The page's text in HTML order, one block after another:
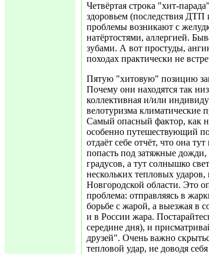
Четвёртая строка "хит-
здоровьем (последствия
проблемы возникают с
натёртостями, аллергией.
зубами. А вот простуды,
походах практически не
Пятую "хитовую" позицию
Почему они находятся так
коллективная и/или
велотуризма климатические
Самый опасный фактор, как
особенно путешествующий
отдаёт себе отчёт, что она
попасть под затяжные
градусов, а тут солнышко
нескольких тепловых
Новгородской области. Это
проблема: отправляясь в
борьбе с жарой, а выезжая в
и в России жара.
середине дня), и
друзей". Очень важно
тепловой удар, не доводя